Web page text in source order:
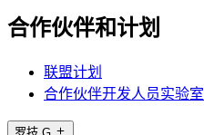
合作伙伴和计划
联盟计划
合作伙伴开发人员实验室